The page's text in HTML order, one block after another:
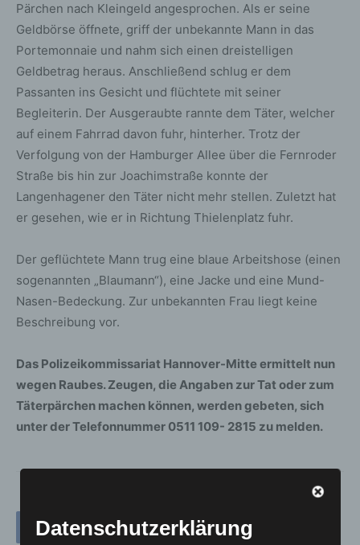
Pärchen nach Kleingeld angesprochen. Als er seine
Geldbörse öffnete, griff der unbekannte Mann in das
Portemonnaie und nahm sich einen dreistelligen
Geldbetrag heraus. Anschließend schlug er dem
Passanten ins Gesicht und flüchtete mit seiner
Begleiterin. Der Ausgeraubte rannte dem Täter, welcher
auf einem Fahrrad davon fuhr, hinterher. Trotz der
Verfolgung von der Hamburger Allee über die Fernroder
Straße bis hin zur Joachimstraße konnte der
Langenhagener den Täter nicht mehr stellen. Zuletzt hat
er gesehen, wie er in Richtung Thielenplatz fuhr.
Der geflüchtete Mann trug eine blaue Arbeitshose (einen
sogenannten „Blaumann“), eine Jacke und eine Mund-
Nasen-Bedeckung. Zur unbekannten Frau liegt keine
Beschreibung vor.
Das Polizeikommissariat Hannover-Mitte ermittelt nun
wegen Raubes. Zeugen, die Angaben zur Tat oder zum
Täterpärchen machen können, werden gebeten, sich
unter der Telefonnummer 0511 109- 2815 zu melden.
Datenschutzerklärung